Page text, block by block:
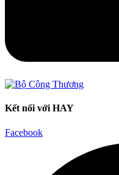
Kết nối với HAY
Facebook